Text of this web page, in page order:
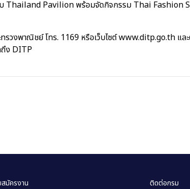
บบ Thailand Pavilion พร้อมจัดกิจกรรม Thai Fashion
รวงพาณิชย์ โทร. 1169 หรือเว็บไซต์ www.ditp.go.th แล
ถึง DITP
สมัครงาน
ติดต่อกรม